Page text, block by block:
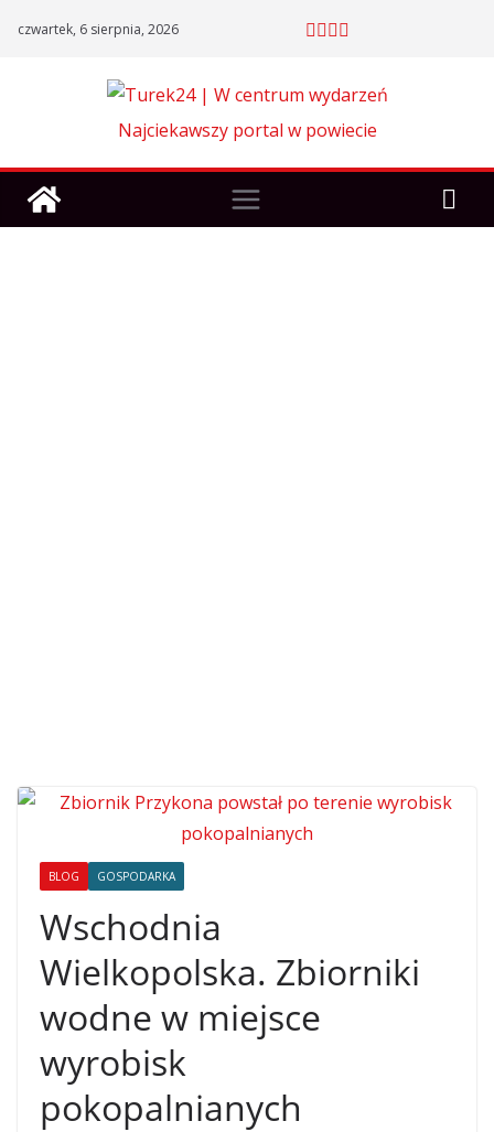
czwartek, 6 sierpnia, 2026
Najciekawszy portal w powiecie
BLOG GOSPODARKA
Wschodnia
Wielkopolska. Zbiorniki
wodne w miejsce
wyrobisk
pokopalnianych